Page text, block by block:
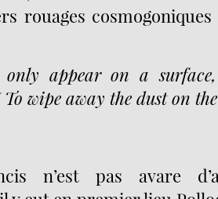
rouages cosmogoniques
appear on a
wipe away the dust on
n’est pas avare